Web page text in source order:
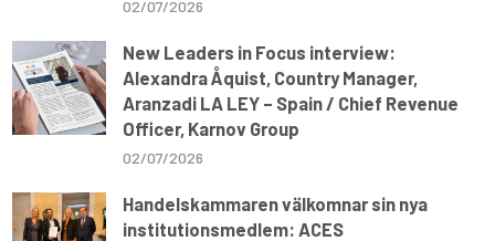
02/07/2026
New Leaders in Focus interview:
Alexandra Åquist, Country Manager,
Aranzadi LA LEY – Spain / Chief Revenue
Officer, Karnov Group
02/07/2026
Handelskammaren välkomnar sin nya
institutionsmedlem: ACES